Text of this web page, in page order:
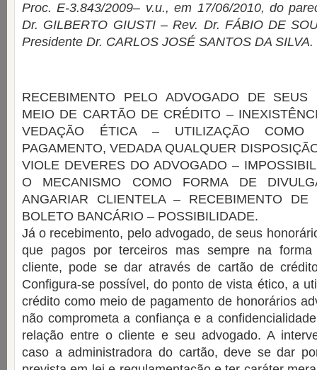
Proc. E-3.843/2009– v.u., em 17/06/2010, do
Dr. GILBERTO GIUSTI – Rev. Dr. FÁBIO DE
Presidente Dr. CARLOS JOSÉ SANTOS DA SILVA.
RECEBIMENTO PELO ADVOGADO DE SEUS
MEIO DE CARTÃO DE CRÉDITO –
VEDAÇÃO ÉTICA – UTILIZAÇÃO
PAGAMENTO, VEDADA QUALQUER
VIOLE DEVERES DO ADVOGADO –
O MECANISMO COMO FORMA DE
ANGARIAR CLIENTELA – RECEBIMENTO DE
BOLETO BANCÁRIO – POSSIBILIDADE.
Já o recebimento, pelo advogado, de seus
que pagos por terceiros mas sempre na forma
cliente, pode se dar através de cartão de
Configura-se possível, do ponto de vista ético, a
crédito como meio de pagamento de honorários
não comprometa a confiança e a
relação entre o cliente e seu advogado. A
caso a administradora do cartão, deve se dar